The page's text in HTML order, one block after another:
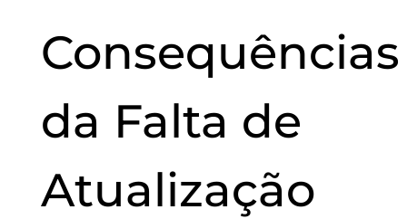
Consequências
da Falta de
Atualização